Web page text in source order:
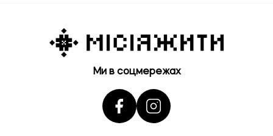
Ми в соцмережах